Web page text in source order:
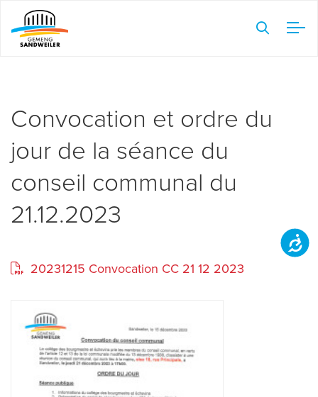
Veuillez
noter
Web
comprend
un
système
d'accessibilité.
Convocation et ordre du
jour de la séance du
conseil communal du
21.12.2023
20231215 Convocation CC 21 12 2023